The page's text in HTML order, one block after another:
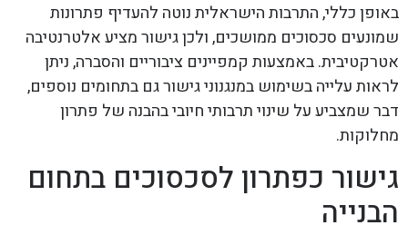
באופן כללי, התרבות הישראלית נוטה להעדיף פתרונות
שמונעים סכסוכים ממושכים, ולכן גישור מציע אלטרנטיבה
אטרקטיבית. באמצעות קמפיינים ציבוריים והסברה, ניתן
לראות עלייה בשימוש במנגנוני גישור גם בתחומים נוספים,
דבר שמצביע על שינוי תרבותי חיובי בהבנה של פתרון
מחלוקות.
גישור כפתרון לסכסוכים בתחום
הבנייה